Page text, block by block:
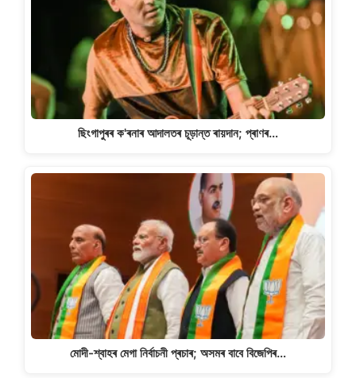
ছিংগাপুৰৰ ক'ৰনাৰ আদালতৰ চূড়ান্ত ৰায়দান; প্ৰাণৰ…
মোদী-শ্বাহৰ মেগা নিৰ্বাচনী প্ৰচাৰ; অসমৰ বাবে বিজেপিৰ…